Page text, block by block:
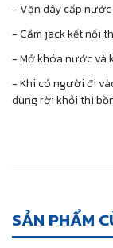
- Vặn dây cấp
- Cắm jack kết nối
- Mở khóa nước và
- Khi có người đi
dùng rời khỏi thì
SẢN PHẨM